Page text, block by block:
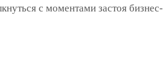
с моментами застоя бизнес-